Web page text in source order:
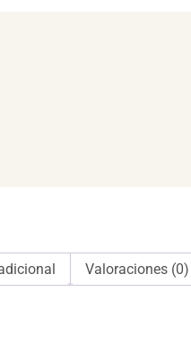
Valoraciones (0)